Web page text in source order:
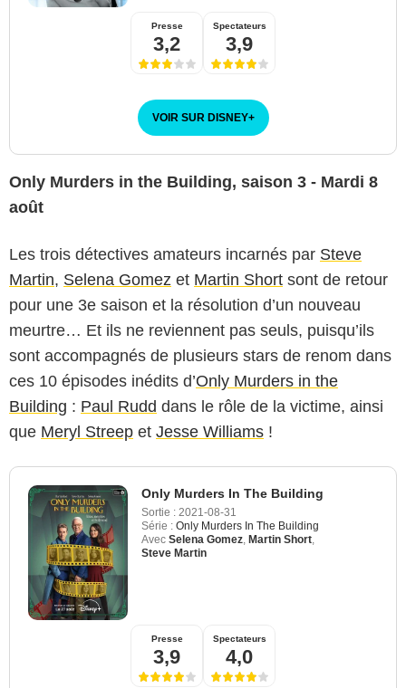
Presse
3,2
Spectateurs
3,9
VOIR SUR DISNEY+
Only Murders in the Building, saison 3 - Mardi 8
août
Les trois détectives amateurs incarnés par Steve
Martin, Selena Gomez et Martin Short sont de retour
pour une 3e saison et la résolution d’un nouveau
meurtre… Et ils ne reviennent pas seuls, puisqu’ils
sont accompagnés de plusieurs stars de renom dans
ces 10 épisodes inédits d’Only Murders in the
Building : Paul Rudd dans le rôle de la victime, ainsi
que Meryl Streep et Jesse Williams !
Only Murders In The Building
Sortie : 2021-08-31
Série : Only Murders In The Building
Avec Selena Gomez, Martin Short,
Steve Martin
Presse
3,9
Spectateurs
4,0